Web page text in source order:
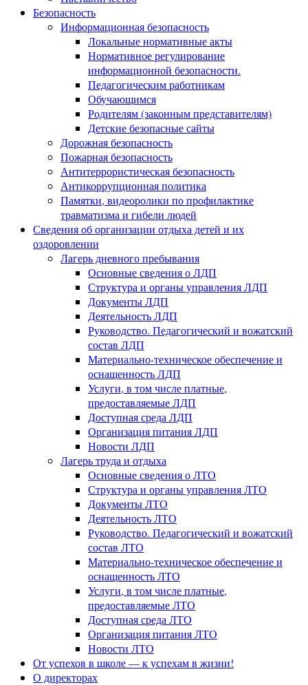
Безопасность
Информационная безопасность
Локальные нормативные акты
Нормативное регулирование
информационной безопасности.
Педагогическим работникам
Обучающимся
Родителям (законным представителям)
Детские безопасные сайты
Дорожная безопасность
Пожарная безопасность
Антитеррористическая безопасность
Антикоррупционная политика
Памятки, видеоролики по профилактике
травматизма и гибели людей
Сведения об организации отдыха детей и их
оздоровлении
Лагерь дневного пребывания
Основные сведения о ЛДП
Структура и органы управления ЛДП
Документы ЛДП
Деятельность ЛДП
Руководство. Педагогический и вожатский
состав ЛДП
Материально-техническое обеспечение и
оснащенность ЛДП
Услуги, в том числе платные,
предоставляемые ЛДП
Доступная среда ЛДП
Организация питания ЛДП
Новости ЛДП
Лагерь труда и отдыха
Основные сведения о ЛТО
Структура и органы управления ЛТО
Документы ЛТО
Деятельность ЛТО
Руководство. Педагогический и вожатский
состав ЛТО
Материально-техническое обеспечение и
оснащенность ЛТО
Услуги, в том числе платные,
предоставляемые ЛТО
Доступная среда ЛТО
Организация питания ЛТО
Новости ЛТО
От успехов в школе — к успехам в жизни!
О директорах